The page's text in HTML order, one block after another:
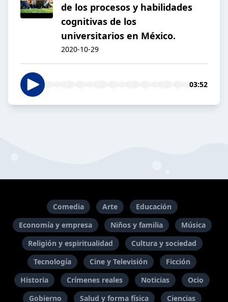
de los procesos y habilidades
cognitivas de los
universitarios en México.
2020-10-29
03:52
Comedia Arte
Educación
Economía y empresa
Niños y familia
Música
Religión y espiritualidad
Cultura y sociedad
Tecnología
Cine y Televisión
Ficción
Historia
Crímenes reales Noticias
Ocio
Gobierno
Salud y forma física Ciencias